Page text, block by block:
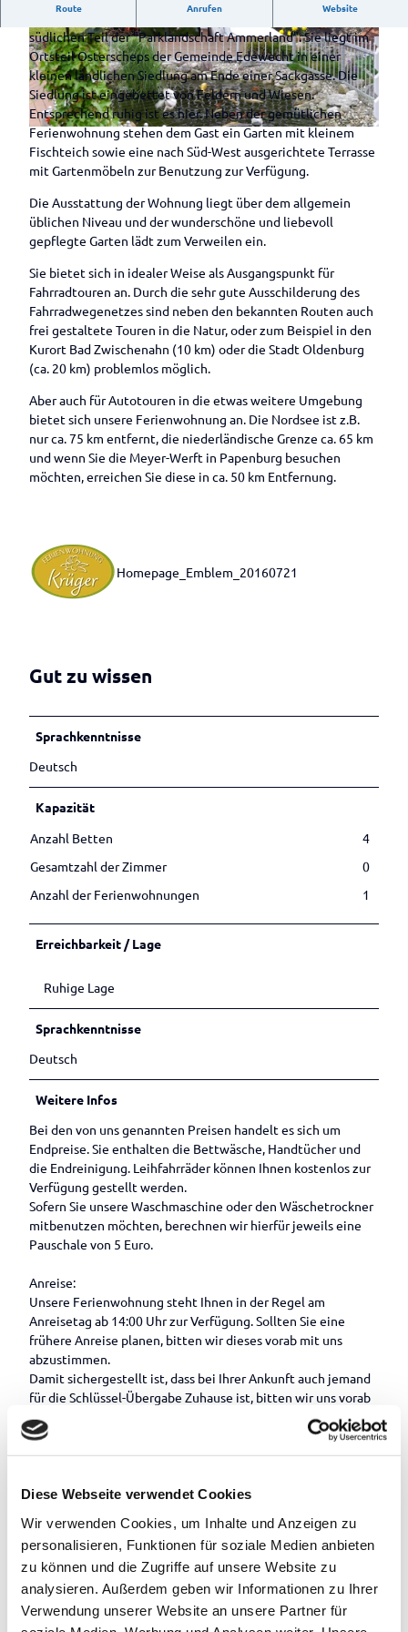
Diese Webseite verwendet Cookies
Wir verwenden Cookies, um Inhalte und Anzeigen zu
personalisieren, Funktionen für soziale Medien anbieten
zu können und die Zugriffe auf unsere Website zu
analysieren. Außerdem geben wir Informationen zu Ihrer
Verwendung unserer Website an unsere Partner für
n in Apen
Historisch
e
Fahrradrou
te
Knotenpu
nktsystem
Ammerlan
droute
Fehnroute
Service
rund ums
Rad
Blick
Gewäs
ser
Was
kann
ich
angeln
?
Gastka
einen
Blick
Drakamp
see und
Loher
Forst
Kieskuhl
e
moor
Aper Tief
Große
Süderbäk
e
Große
Norderbä
ke
Schinkenmuseum
Kirchen
Männeken-Theater
Freibad
Hengstforde
Wissenswertes
Wissenswertes
im Überblick
Wasserreichtu
m
Süßwasserwatt
chte
Campingplatz
Wohnmobilstellplätze
in Apen
Im
Überblick
Privatgärten
Im Überblick
Landhof
Tausendschö
n
Familie Ihler
Privatgarten
Hienen
Tage des
offenen
Gartens
Parks im
Ammerland
Parks im
Überblick
Park der
Gärten
Rhododend
Gristede
Rhododend
ronpark
Hobbie
Baumschul
e &
Gärtnerei
Kulinarik &
Spezialitäten
Kulinarik
im
Überblick
Gastronomie
im Überblick
Restaurants
Bistro und
Café
Biergärten
und Kneipen
Spezialitäten
im
Ammerland
Wochenmarkt und
Lebensmittelmärkte
Gästeführungen
&
Veranstaltungen
Im Überblick
Gästeführungen
Alle Themen
Unterwegs in
der Natur
Unterwegs mit
dem Fahrrad
Unterwegs in
der Geschichte
Unterwegs in
ausgesuchten
Betrieben
Unsere
Ticketverkauf
über Reservix
Veranstaltungskalender
Alle Veranstaltungen im
Veranstaltungen melden
Service
Im
Überblick
Gastgeber
Prospektbestellung
Kartenbestellung
Kontakt
Ü
b
e
d
a
c
h
t
e
V
e
r
n
d
a
d
e
i
h
© Wolfgang Krüger © Wolfgang Krüger
Route Anrufen Website
UnsereNichtraucher
-Ferienwohnung befindet sich im
südlichen Teil der "Parklandschaft Ammerland". Sie liegt im
Ortsteil Osterscheps der Gemeinde Edewecht in einer
kleinen ländlichen Siedlung am Ende einer Sackgasse. Die
Siedlung ist eingebettet von Feldern und Wiesen.
Entsprechend ruhig ist es hier. Neben der gemütlichen
Ferienwohnung stehen dem Gast ein Garten mit kleinem
Fischteich sowie eine nach Süd-West ausgerichtete Terrasse
mit Gartenmöbeln zur Benutzung zur Verfügung.
Die Ausstattung der Wohnung liegt über dem allgemein
üblichen Niveau und der wunderschöne und liebevoll
gepflegte Garten lädt zum Verweilen ein.
Sie bietet sich in idealer Weise als Ausgangspunkt für
Fahrradtouren an. Durch die sehr gute Ausschilderung des
Fahrradwegenetzes sind neben den bekannten Routen auch
frei gestaltete Touren in die Natur, oder zum Beispiel in den
Kurort Bad Zwischenahn (10 km) oder die Stadt Oldenburg
(ca. 20 km) problemlos möglich.
Aber auch für Autotouren in die etwas weitere Umgebung
bietet sich unsere Ferienwohnung an. Die Nordsee ist z.B.
nur ca. 75 km entfernt, die niederländische Grenze ca. 65 km
und wenn Sie die Meyer-Werft in Papenburg besuchen
möchten, erreichen Sie diese in ca. 50 km Entfernung.
Homepage_Emblem_20160721
Gut zu wissen
Sprachkenntnisse
Deutsch
Kapazität
Anzahl Betten
4
Gesamtzahl der Zimmer
0
Anzahl der Ferienwohnungen
1
Erreichbarkeit / Lage
Ruhige Lage
Sprachkenntnisse
Deutsch
Weitere Infos
Bei den von uns genannten Preisen handelt es sich um
Endpreise. Sie enthalten die Bettwäsche, Handtücher und
die Endreinigung. Leihfahrräder können Ihnen kostenlos zur
Verfügung gestellt werden.
Sofern Sie unsere Waschmaschine oder den Wäschetrockner
mitbenutzen möchten, berechnen wir hierfür jeweils eine
Pauschale von 5 Euro.
Anreise:
Unsere Ferienwohnung steht Ihnen in der Regel am
Anreisetag ab 14:00 Uhr zur Verfügung. Sollten Sie eine
frühere Anreise planen, bitten wir dieses vorab mit uns
abzustimmen.
Damit sichergestellt ist, dass bei Ihrer Ankunft auch jemand
für die Schlüssel-Übergabe Zuhause ist, bitten wir uns vorab
Ihre ungefähre Ankunftszeit mitzuteilen.
Anfahrtsbeschreibung:
Autobahnkreuz Oldenburg-Ost Richtung Emden/Leer,
Edewecht links auf die Hauptstraße abbiegen (in Richtung
der Loge". Diese geht nach ca. 280 m in den "Göhlenweg"
über. Dem "Göhlenweg" bis zum Ende folgen (ca. 2 km),
danach rechts auf die "Hemeler Str." abbiegen, nach ca. 500
m links auf die Straße "Auf den Linden". Nach weiteren ca.
350 m geht rechts die Straße "Oellien Tannen" ab. Dieser
folgen Sie ganz bis zum Ende und stehen dann direkt bei uns